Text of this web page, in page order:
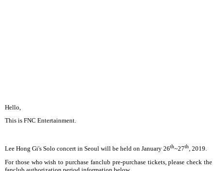
Hello,
This is FNC Entertainment.
Lee Hong Gi's Solo concert in Seoul will be held on January 26th~27th, 2019.
For those who wish to purchase fanclub pre-purchase tickets, please check the